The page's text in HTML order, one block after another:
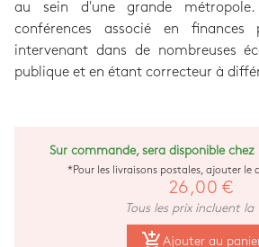
au sein d'une grande
conférences associé en finances
intervenant dans de nombreuses
publique et en étant correcteur à
Sur commande, sera disponible chez
*Pour les livraisons postales, ajouter le
26,00 €
Tous les prix incluent la
add_shopping_cart Ajouter au